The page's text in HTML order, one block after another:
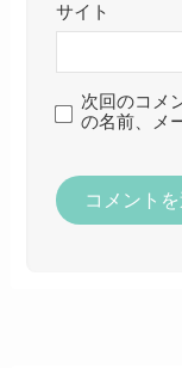
サイト
次回のコメ
の名前、メ